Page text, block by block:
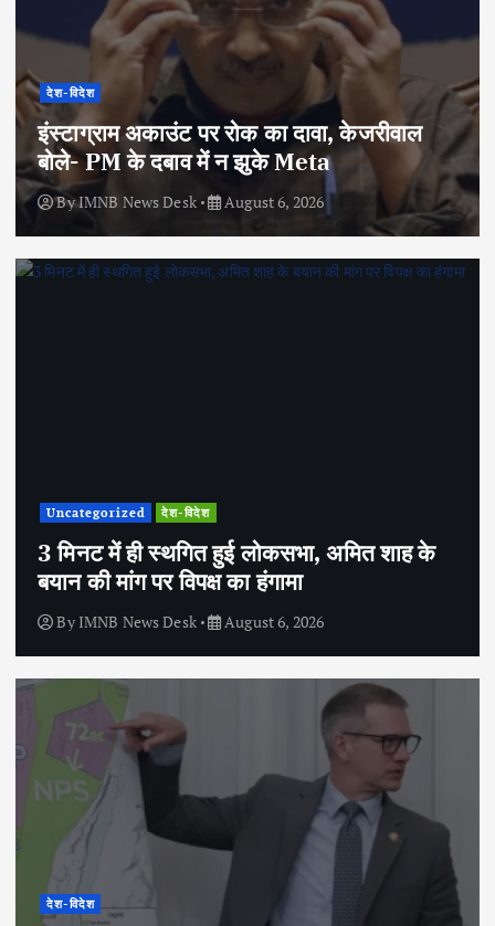
देश-विदेश
इंस्टाग्राम अकाउंट पर रोक का दावा, केजरीवाल
बोले- PM के दबाव में न झुके Meta
ByIMNB News Desk August 6, 2026
Uncategorized देश-विदेश
3 मिनट में ही स्थगित हुई लोकसभा, अमित शाह के
बयान की मांग पर विपक्ष का हंगामा
By IMNB News Desk August 6, 2026
देश-विदेश